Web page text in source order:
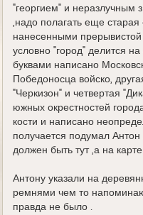
"георгием" и неразлучным
,надо полагать еще
нанесенными прерывистой
условно "город" делится
буквами написано
Победоносца войско,
"Черкизон" и четвертая
южных окрестностей
кости и написано
получается подумал
должен быть тут ,а на
Антону указали на
ремнями чем то
правда не было .